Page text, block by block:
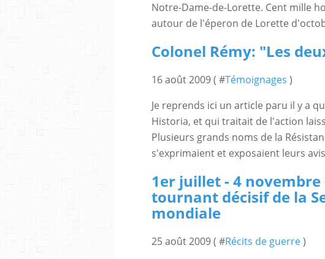
Notre-Dame-de-Lorette. Cent mille
autour de l'éperon de Lorette
Colonel Rémy: "Les
16 août 2009 ( #Témoignages )
Je reprends ici un article paru il y a
Historia, et qui traitait de l'action
Plusieurs grands noms de la
s'exprimaient et exposaient leurs
1er juillet - 4 novembre
tournant décisif de la
mondiale
25 août 2009 ( #Récits de guerre)